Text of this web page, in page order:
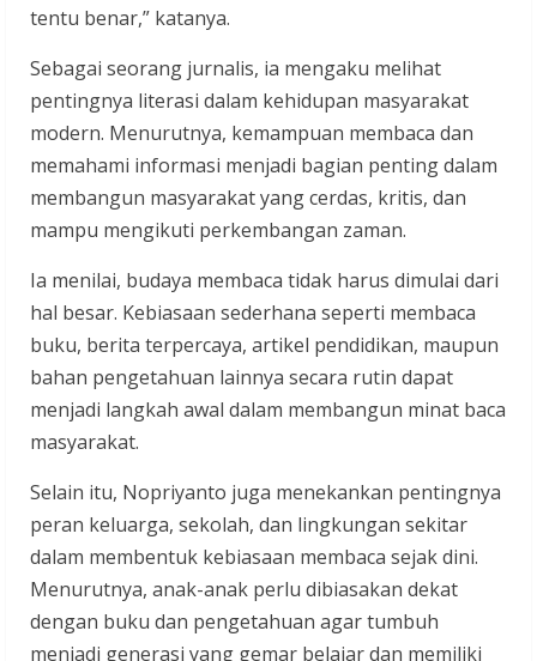
tentu benar,” katanya.
Sebagai seorang jurnalis, ia mengaku melihat
pentingnya literasi dalam kehidupan masyarakat
modern. Menurutnya, kemampuan membaca dan
memahami informasi menjadi bagian penting dalam
membangun masyarakat yang cerdas, kritis, dan
mampu mengikuti perkembangan zaman.
Ia menilai, budaya membaca tidak harus dimulai dari
hal besar. Kebiasaan sederhana seperti membaca
buku, berita terpercaya, artikel pendidikan, maupun
bahan pengetahuan lainnya secara rutin dapat
menjadi langkah awal dalam membangun minat baca
masyarakat.
Selain itu, Nopriyanto juga menekankan pentingnya
peran keluarga, sekolah, dan lingkungan sekitar
dalam membentuk kebiasaan membaca sejak dini.
Menurutnya, anak-anak perlu dibiasakan dekat
dengan buku dan pengetahuan agar tumbuh
menjadi generasi yang gemar belajar dan memiliki